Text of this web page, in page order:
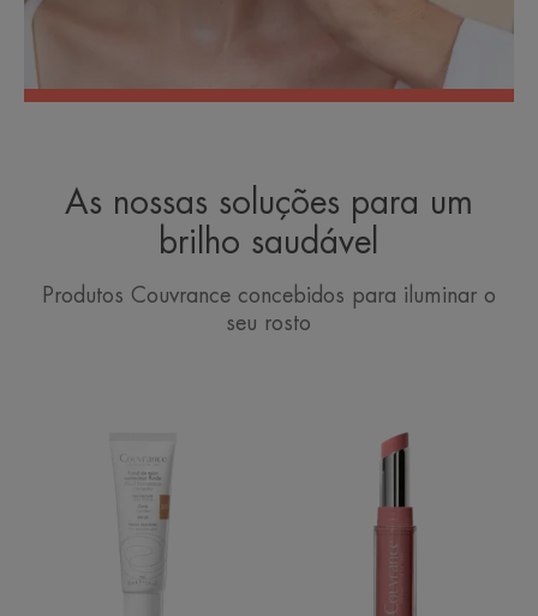
As nossas soluções para um
brilho saudável
Produtos Couvrance concebidos para iluminar o
seu rosto
Fluida
Corretora
Dourado
Bálsamo
Embelezador
Nude
Suave